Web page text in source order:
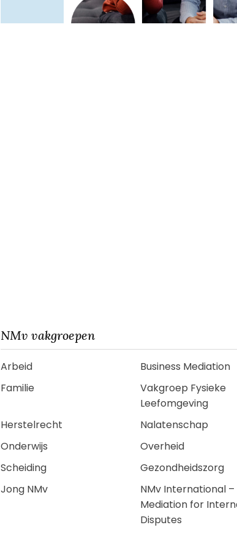
NMv vakgroepen
Arbeid
Business Mediation
Familie
Vakgroep Fysieke
Leefomgeving
Herstelrecht
Nalatenschap
Onderwijs
Overheid
Scheiding
Gezondheidszorg
Jong NMv
NMv International –
Mediation for
Disputes